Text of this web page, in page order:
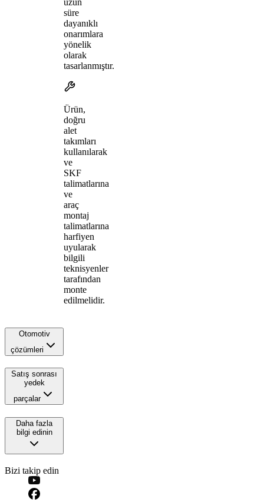
süre
dayanıklı
onarımlara
yönelik
olarak
tasarlanmıştır.
Ürün,
doğru
alet
takımları
kullanılarak
ve
SKF
talimatlarına
ve
araç
montaj
talimatlarına
harfiyen
uyularak
bilgili
teknisyenler
tarafından
monte
edilmelidir.
Otomotiv
çözümleri
Satış sonrası
yedek
parçalar
Daha fazla
bilgi edinin
Bizi takip edin